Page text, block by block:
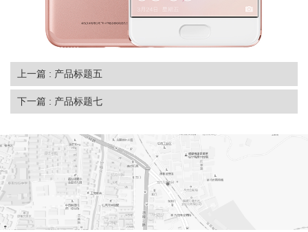
上一篇 : 产品标题五
下一篇 : 产品标题七